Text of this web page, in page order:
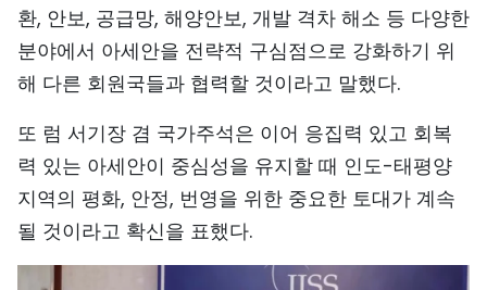
환, 안보, 공급망, 해양안보, 개발 격차 해소 등 다양한
분야에서 아세안을 전략적 구심점으로 강화하기 위
해 다른 회원국들과 협력할 것이라고 말했다.
또 럼 서기장 겸 국가주석은 이어 응집력 있고 회복
력 있는 아세안이 중심성을 유지할 때 인도-태평양
지역의 평화, 안정, 번영을 위한 중요한 토대가 계속
될 것이라고 확신을 표했다.